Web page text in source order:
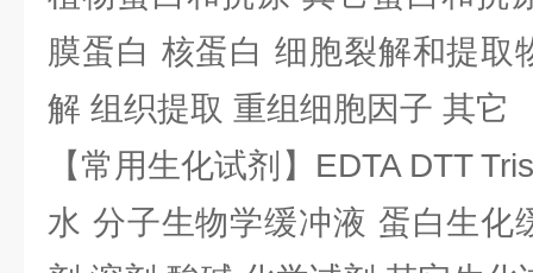
膜蛋白 核蛋白 细胞裂解和提取
解 组织提取 重组细胞因子 其它
【常用生化试剂】EDTA DTT
水 分子生物学缓冲液 蛋白生化